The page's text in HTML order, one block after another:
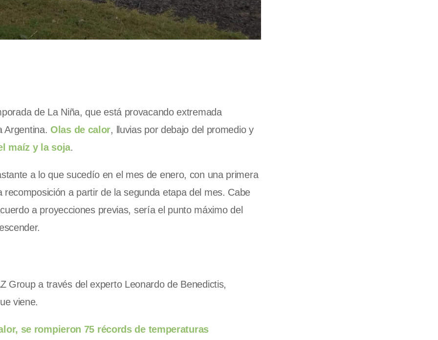
de La Niña, que está provacando extremada
Argentina. Olas de calor, lluvias por debajo del promedio y
maíz y la soja.
a lo que sucedío en el mes de enero, con una primera
a partir de la segunda etapa del mes. Cabe
a proyecciones previas, sería el punto máximo del
Group a través del experto Leonardo de Benedictis,
viene.
se rompieron 75 récords de temperaturas